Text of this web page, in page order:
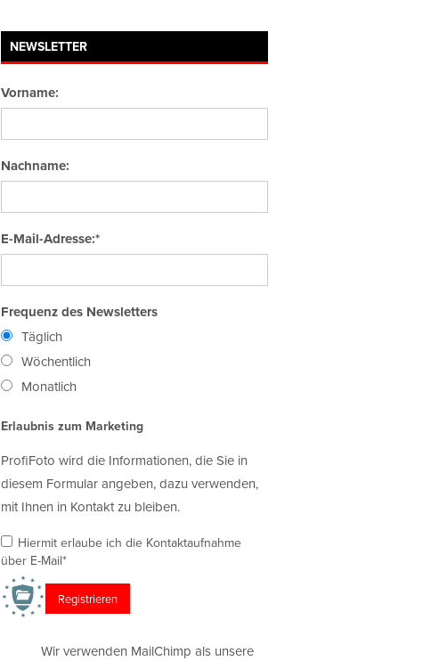
NEWSLETTER
Vorname:
Nachname:
E-Mail-Adresse:*
Frequenz des Newsletters
Täglich
Wöchentlich
Monatlich
Erlaubnis zum Marketing
ProfiFoto wird die Informationen, die Sie in
diesem Formular angeben, dazu verwenden,
mit Ihnen in Kontakt zu bleiben.
Hiermit erlaube ich die Kontaktaufnahme
über E-Mail*
Wir verwenden MailChimp als unsere